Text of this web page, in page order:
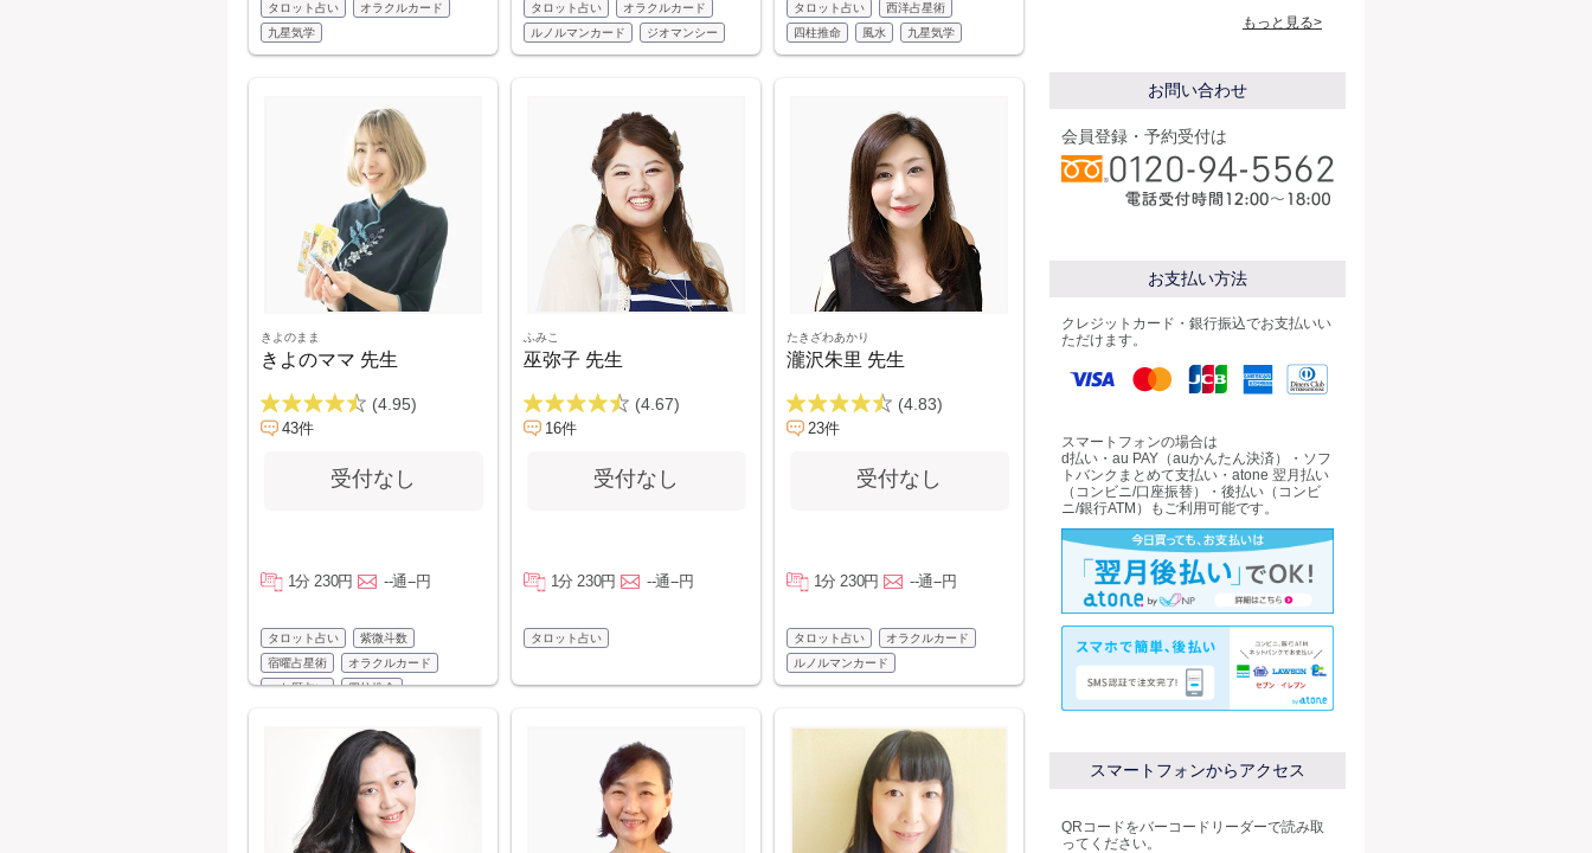
タロット占い
オラクルカード
九星気学
タロット占い
オラクルカード
ルノルマンカード
ジオマンシー
タロット占い
西洋占星術
四柱推命
風水 九星気学
きよのまま
きよのママ 先生
(4.95)
43件
受付なし
1分 230円 --通--円
タロット占い
紫微斗数
宿曜占星術
オラクルカード
マヤ暦占い
四柱推命
ふみこ
巫弥子 先生
(4.67)
16件
受付なし
1分 230円 --通--円
タロット占い
たきざわあかり
瀧沢朱里 先生
(4.83)
23件
受付なし
1分 230円 --通--円
タロット占い
オラクルカード
ルノルマンカード
もっと見る>
お問い合わせ
会員登録・予約受付は
お支払い方法
クレジットカード・銀行振込でお支払いい
ただけます。
スマートフォンの場合は
d払い・au PAY（auかんたん決済）・ソフ
トバンクまとめて支払い・atone 翌月払い
（コンビニ/口座振替）・後払い（コンビ
ニ/銀行ATM）もご利用可能です。
スマートフォンからアクセス
QRコードをバーコードリーダーで読み取
ってください。